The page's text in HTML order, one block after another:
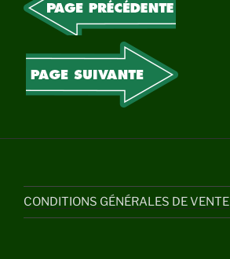
CONDITIONS GÉNÉRALES DE VENTE